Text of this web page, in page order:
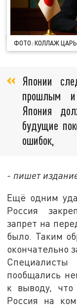
ФОТО: КОЛЛАЖ
Японии
прошлым
Япония
будущие
ошибок,
- пишет
Ещё одним
Россия
запрет на
было. Таким
окончательно
пообщались
к выводу, что
Россия на